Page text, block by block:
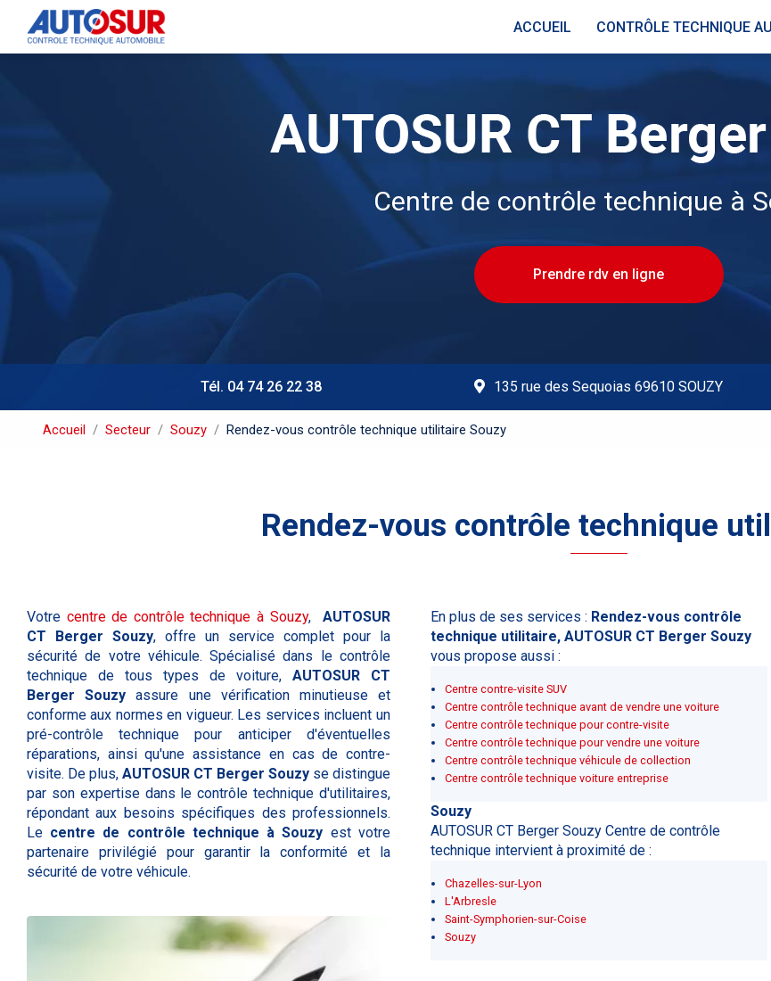
contenu
ACCUEIL
CONTRÔLE TECHNIQUE
Centre de contrôle technique à
Prendre rdv en ligne
Tél. 04 74 26 22 38 135 rue des Sequoias 69610 SOUZY
Accueil Secteur Souzy Rendez-vous contrôle technique utilitaire Souzy
Rendez-vous contrôle technique
Votre centre de contrôle technique à Souzy, AUTOSUR
CT Berger Souzy, offre un service complet pour la
sécurité de votre véhicule. Spécialisé dans le contrôle
technique de tous types de voiture, AUTOSUR CT
Berger Souzy assure une vérification minutieuse et
conforme aux normes en vigueur. Les services incluent un
pré-contrôle technique pour anticiper d'éventuelles
réparations, ainsi qu'une assistance en cas de contre-
visite. De plus, AUTOSUR CT Berger Souzy se distingue
par son expertise dans le contrôle technique d'utilitaires,
répondant aux besoins spécifiques des professionnels.
Le centre de contrôle technique à Souzy est votre
partenaire privilégié pour garantir la conformité et la
sécurité de votre véhicule.
En plus de ses services : Rendez-vous contrôle
technique utilitaire, AUTOSUR CT Berger Souzy
vous propose aussi :
Centre contre-visite SUV
Centre contrôle technique avant de vendre une voiture
Centre contrôle technique pour contre-visite
Centre contrôle technique pour vendre une voiture
Centre contrôle technique véhicule de collection
Centre contrôle technique voiture entreprise
Souzy
AUTOSUR CT Berger Souzy Centre de contrôle
technique intervient à proximité de :
Chazelles-sur-Lyon
L'Arbresle
Saint-Symphorien-sur-Coise
Souzy